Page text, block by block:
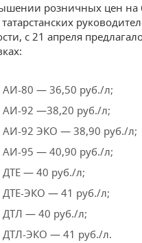
розничных цен на
с 21 апреля
АИ-80 — 36,50 руб./л;
АИ-92 —38,20 руб./л;
АИ-92 ЭКО — 38,90 руб./л;
АИ-95 — 40,90 руб./л;
ДТЕ — 40 руб./л;
ДТЕ-ЭКО — 41 руб./л;
ДТЛ — 40 руб./л;
ДТЛ-ЭКО — 41 руб./л.